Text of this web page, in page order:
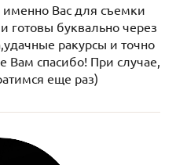
Вас для съемки
буквально через
ракурсы и точно
спасибо! При случае,
еще раз)